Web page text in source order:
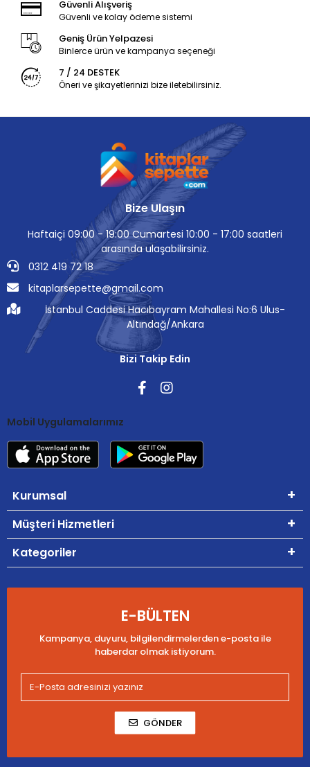
Güvenli Alışveriş
Güvenli ve kolay ödeme sistemi
Geniş Ürün Yelpazesi
Binlerce ürün ve kampanya seçeneği
7 / 24 DESTEK
Öneri ve şikayetlerinizi bize iletebilirsiniz.
Bize Ulaşın
Haftaiçi 09:00 - 19:00 Cumartesi 10:00 - 17:00 saatleri
arasında ulaşabilirsiniz.
0312 419 72 18
kitaplarsepette@gmail.com
İstanbul Caddesi Hacıbayram Mahallesi No:6 Ulus-
Altındağ/Ankara
Bizi Takip Edin
Mobil Uygulamalarımız
Kurumsal
Müşteri Hizmetleri
Kategoriler
E-BÜLTEN
Kampanya, duyuru, bilgilendirmelerden e-posta ile
haberdar olmak istiyorum.
GÖNDER